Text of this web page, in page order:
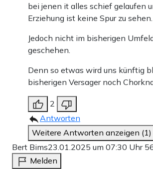
bei jenen it alles schief gelaufen
Erziehung ist keine Spur zu sehen.
Jedoch nicht im bisherigen
geschehen.
Denn so etwas wird uns künftig
bisherigen Versager noch
2
Antworten
Weitere Antworten anzeigen (1)
Bert Bims23.01.2025 um 07:30 Uhr
Melden